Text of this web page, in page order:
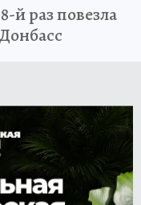
й раз повезла